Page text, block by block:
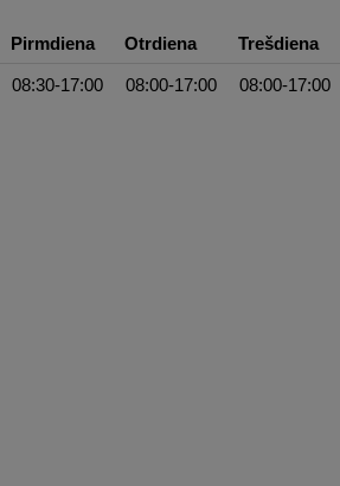
Pirmdiena Otrdiena Trešdiena
08:30-17:00 08:00-17:00 08:00-17:00